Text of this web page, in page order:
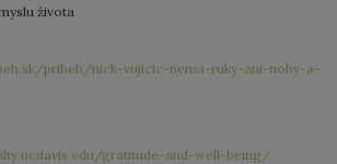
života
pribeh/nick-vujicic-nema-ruky-ani-nohy-a-
gratitude-and-well-being/